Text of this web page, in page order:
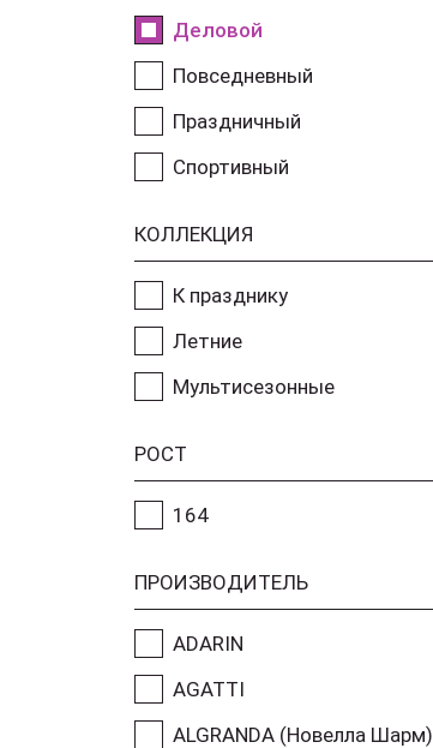
Деловой
Повседневный
Праздничный
Спортивный
КОЛЛЕКЦИЯ
К празднику
Летние
Мультисезонные
РОСТ
164
ПРОИЗВОДИТЕЛЬ
ADARIN
AGATTI
ALGRANDA (Новелла Шарм)